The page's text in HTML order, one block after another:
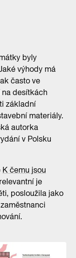
byly
výhody má
často ve
desítkách
základní
materiály.
autorka
v Polsku
K čemu jsou
je
posloužila jako